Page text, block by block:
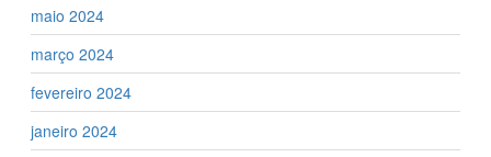
maio 2024
março 2024
fevereiro 2024
janeiro 2024